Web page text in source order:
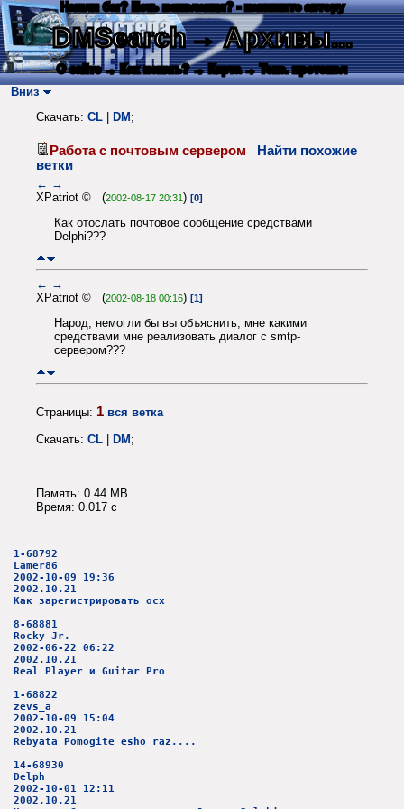
Нашли баг? Есть пожелания? - напишите автору
DMSearch→ Архивы...
О сайте → Как искать? → Карта → Текс. протокол
Вниз
Скачать: CL DM ;
Работа с почтовым сервером
Найти похожие
ветки
← →
XPatriot © (2002-08-17 20:31) [0]
Как отослать почтовое сообщение средствами
Delphi???
← →
XPatriot © (2002-08-18 00:16) [1]
Народ, немогли бы вы объяснить, мне какими
средствами мне реализовать диалог с smtp-
сервером???
Страницы: 1 вся ветка
Скачать: CL DM ;
Память: 0.44 MB
Время: 0.017 c
1-68792
Lamer86
2002-10-09 19:36
2002.10.21
Как зарегистрировать ocx
8-68881
Rocky Jr.
2002-06-22 06:22
2002.10.21
Real Player и Guitar Pro
1-68822
zevs_a
2002-10-09 15:04
2002.10.21
Rebyata Pomogite esho raz....
14-68930
Delph
2002-10-01 12:11
2002.10.21